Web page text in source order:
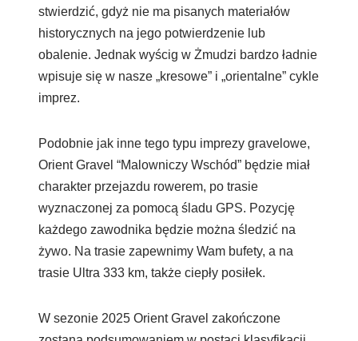
stwierdzić, gdyż nie ma pisanych materiałów
historycznych na jego potwierdzenie lub
obalenie. Jednak wyścig w Żmudzi bardzo ładnie
wpisuje się w nasze „kresowe” i „orientalne” cykle
imprez.
Podobnie jak inne tego typu imprezy gravelowe,
Orient Gravel “Malowniczy Wschód” będzie miał
charakter przejazdu rowerem, po trasie
wyznaczonej za pomocą śladu GPS. Pozycję
każdego zawodnika będzie można śledzić na
żywo. Na trasie zapewnimy Wam bufety, a na
trasie Ultra 333 km, także ciepły posiłek.
W sezonie 2025 Orient Gravel zakończone